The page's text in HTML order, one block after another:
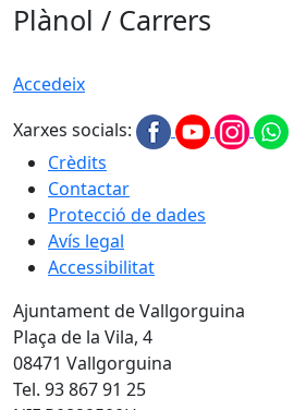
Plànol / Carrers
Accedeix
Xarxes socials:
Crèdits
Contactar
Protecció de dades
Avís legal
Accessibilitat
Ajuntament de Vallgorguina
Plaça de la Vila, 4
08471 Vallgorguina
Tel. 93 867 91 25